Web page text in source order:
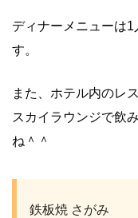
ディナーメニューは
す。
また、ホテル内のレ
スカイラウンジで飲
ね＾＾
鉄板焼 さがみ